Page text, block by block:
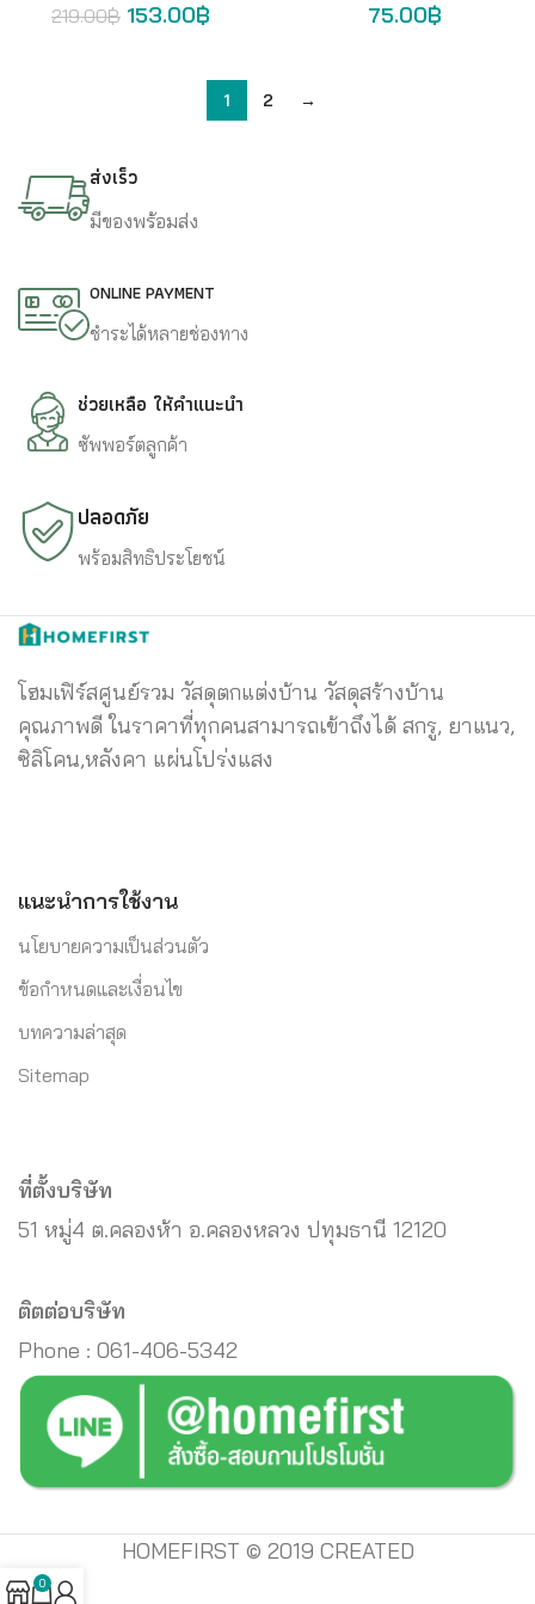
219.00฿ 153.00฿ 75.00฿
1 2 →
ส่งเร็ว
มีของพร้อมส่ง
ONLINE PAYMENT
ชำระได้หลายช่องทาง
ช่วยเหลือ ให้คำแนะนำ
ซัพพอร์ตลูกค้า
ปลอดภัย
พร้อมสิทธิประโยชน์
โฮมเฟิร์สศูนย์รวม วัสดุตกแต่งบ้าน วัสดุสร้างบ้าน
คุณภาพดี ในราคาที่ทุกคนสามารถเข้าถึงได้ สกรู, ยาแนว,
ซิลิโคน,หลังคา แผ่นโปร่งแสง
แนะนำการใช้งาน
นโยบายความเป็นส่วนตัว
ข้อกำหนดและเงื่อนไข
บทความล่าสุด
Sitemap
ที่ตั้งบริษัท
51 หมู่4 ต.คลองห้า อ.คลองหลวง ปทุมธานี 12120
ติตต่อบริษัท
Phone : 061-406-5342
HOMEFIRST © 2019 CREATED
0